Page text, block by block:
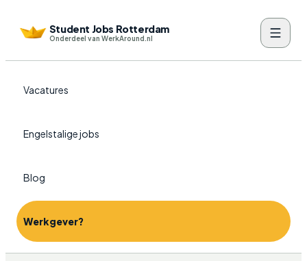
Student Jobs Rotterdam
Onderdeel van WerkAround.nl
Vacatures
Engelstalige jobs
Blog
Werkgever?